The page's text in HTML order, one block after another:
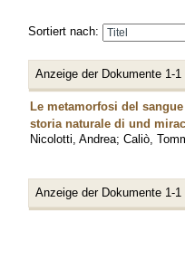
Sortiert nach:
Anzeige der Dokumente 1-1
Le metamorfosi del
storia naturale di und
Nicolotti, Andrea; Caliò,
Anzeige der Dokumente 1-1